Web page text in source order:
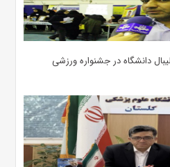
دانشگاه در جشنواره ورزشی